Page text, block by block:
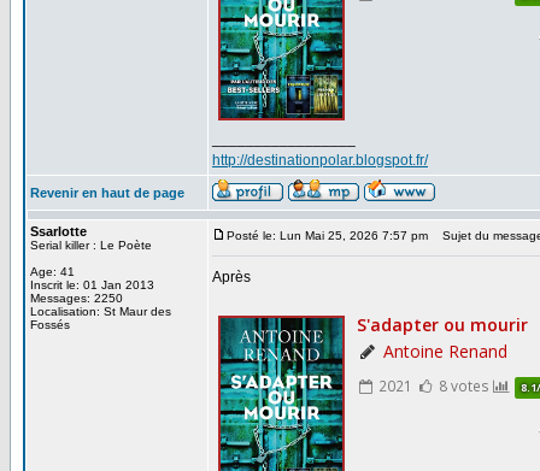
http://destinationpolar.blogspot.fr/
Revenir en haut de page
Ssarlotte
Serial killer : Le Poète
Age: 41
Inscrit le: 01 Jan 2013
Messages: 2250
Localisation: St Maur des
Fossés
Posté le: Lun Mai 25, 2026 7:57 pm Sujet du
Après